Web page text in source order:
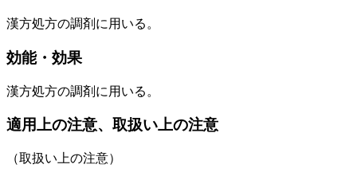
漢方処方の調剤に用いる。
効能・効果
漢方処方の調剤に用いる。
適用上の注意、取扱い上の注意
（取扱い上の注意）